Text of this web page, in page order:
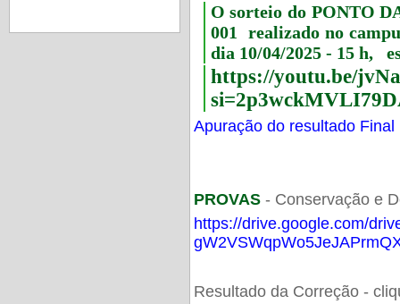
O sorteio do PONTO
001 realizado no
dia 10/04/2025 - 15 h,
https://youtu.be/
Apuração do resultado Final
PROVAS- Conservação e
https://drive.google.com/
Resultado da Correção -